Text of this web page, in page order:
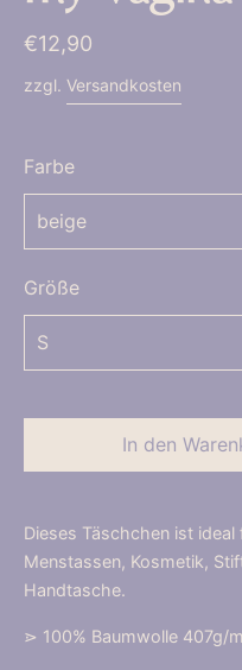
€12,90
zzgl. Versandkosten
Farbe
Größe
In den
Dieses Täschchen ist ideal
Menstassen, Kosmetik,
Handtasche.
⋗ 100% Baumwolle 407g/m